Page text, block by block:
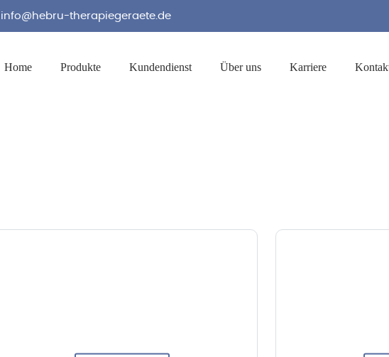
info@hebru-therapiegeraete.de
Home Produkte Kundendienst Über uns Karriere